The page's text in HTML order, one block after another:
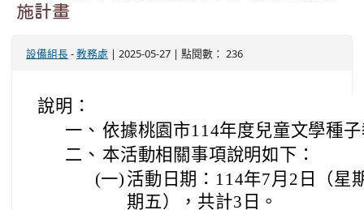
施計畫
設備組長-教務處 | 2025-05-27 | 點閱數： 236
說明：
一、 依據桃園市114年度兒童文學種
二、 本活動相關事項說明如下：
(一) 活動日期：114年7月2日（星
期五），共計3日。